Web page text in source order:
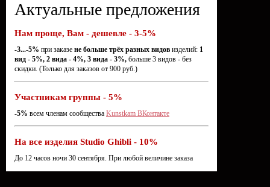
Актуальные предложения
Нам проще, Вам - дешевле - 3-5%
-3...-5% при заказе не больше трёх разных видов изделий: 1
вид - 5%, 2 вида - 4%, 3 вида - 3%, больше 3 видов - без
скидки. (Только для заказов от 900 руб.)
Участникам группы - 5%
-5% всем членам сообщества Kunstkam ВКонтакте
На все изделия Studio Ghibli - 10%
До 12 часов ночи 30 сентября. При любой величине заказа